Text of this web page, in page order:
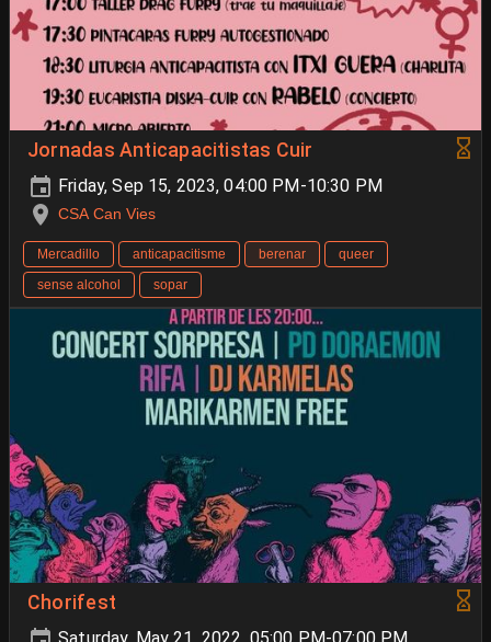
Jornadas Anticapacitistas Cuir
Friday, Sep 15, 2023, 04:00 PM-10:30 PM
CSA Can Vies
Mercadillo anticapacitisme berenar
queer
sense alcohol
sopar
Chorifest